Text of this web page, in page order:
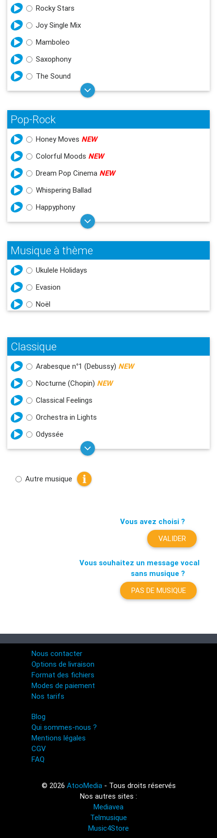
Rocky Stars
Joy Single Mix
Mamboleo
Saxophony
The Sound
Pop-Rock
Honey Moves NEW
Colorful Moods NEW
Dream Pop Cinema NEW
Whispering Ballad
Happyphony
Musique à thème
Ukulele Holidays
Evasion
Noël
Classique
Arabesque n°1 (Debussy) NEW
Nocturne (Chopin) NEW
Classical Feelings
Orchestra in Lights
Odyssée
Autre musique
Vous avez choisi ?
VALIDER
Vous souhaitez un message vocal
sans musique ?
PAS DE MUSIQUE
Nous contacter
Options de livraison
Format des fichiers
Modes de paiement
Nos tarifs
Blog
Qui sommes-nous ?
Mentions légales
CGV
FAQ
© 2026 AtooMedia- Tous droits réservés
Nos autres sites :
Mediavea
Telmusique
Music4Store